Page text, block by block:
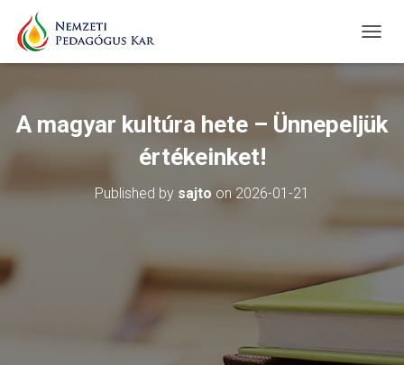
O
L
E
I
N
A magyar kultúra hete – Ünnepeljük
értékeinket!
Published by sajto on2026-01-21